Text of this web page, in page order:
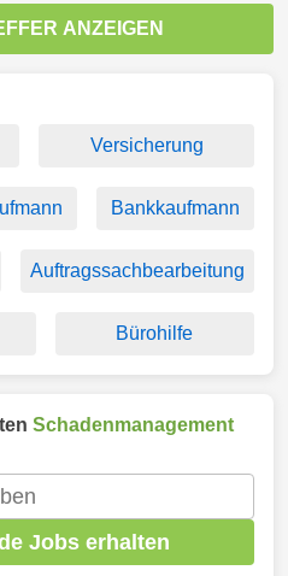
ANZEIGEN
Versicherung
Bankkaufmann
Auftragssachbearbeitung
Bürohilfe
Schadenmanagement
Jobs erhalten